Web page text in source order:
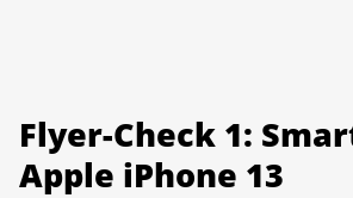
Flyer-Check 1:
Apple iPhone 13